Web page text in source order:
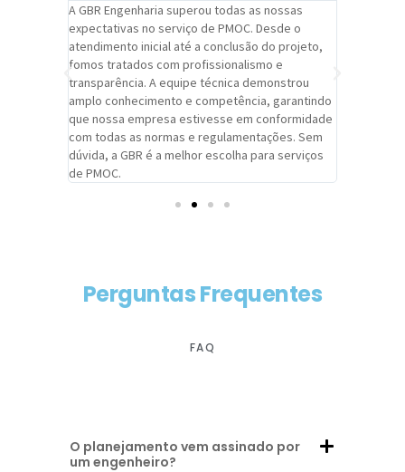
A GBR Engenharia superou todas as nossas
expectativas no serviço de PMOC. Desde o
atendimento inicial até a conclusão do projeto,
fomos tratados com profissionalismo e
transparência. A equipe técnica demonstrou
amplo conhecimento e competência, garantindo
que nossa empresa estivesse em conformidade
com todas as normas e regulamentações. Sem
dúvida, a GBR é a melhor escolha para serviços
de PMOC.
Perguntas Frequentes
FAQ
O planejamento vem assinado por
um engenheiro?